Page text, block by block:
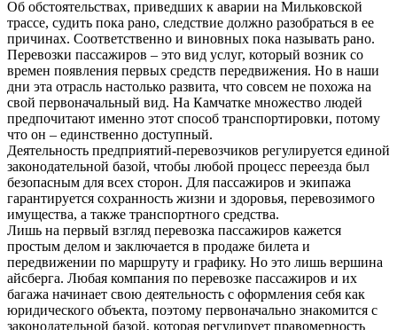
Об обстоятельствах, приведших к аварии на Мильковской
трассе, судить пока рано, следствие должно разобраться в ее
причинах. Соответственно и виновных пока называть рано.
Перевозки пассажиров – это вид услуг, который возник со
времен появления первых средств передвижения. Но в наши
дни эта отрасль настолько развита, что совсем не похожа на
свой первоначальный вид. На Камчатке множество людей
предпочитают именно этот способ транспортировки, потому
что он – единственно доступный.
Деятельность предприятий-перевозчиков регулируется единой
законодательной базой, чтобы любой процесс переезда был
безопасным для всех сторон. Для пассажиров и экипажа
гарантируется сохранность жизни и здоровья, перевозимого
имущества, а также транспортного средства.
Лишь на первый взгляд перевозка пассажиров кажется
простым делом и заключается в продаже билета и
передвижении по маршруту и графику. Но это лишь вершина
айсберга. Любая компания по перевозке пассажиров и их
багажа начинает свою деятельность с оформления себя как
юридического объекта, поэтому первоначально знакомится с
законодательной базой, которая регулирует правомерность